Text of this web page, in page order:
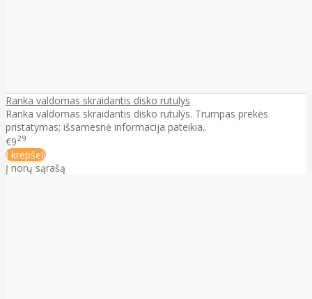
Ranka valdomas skraidantis disko rutulys
Ranka valdomas skraidantis disko rutulys. Trumpas prekės
pristatymas; išsamesnė informacija pateikia..
€929
Į krepšelį
Į norų sąrašą